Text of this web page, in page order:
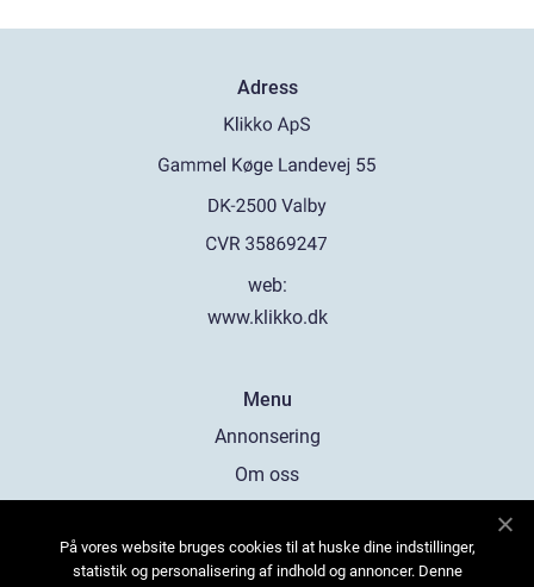
Adress
web:
www.klikko.dk
Menu
Annonsering
Om oss
Kontakta oss
På vores website bruges cookies til at huske dine indstillinger,
statistik og personalisering af indhold og annoncer. Denne